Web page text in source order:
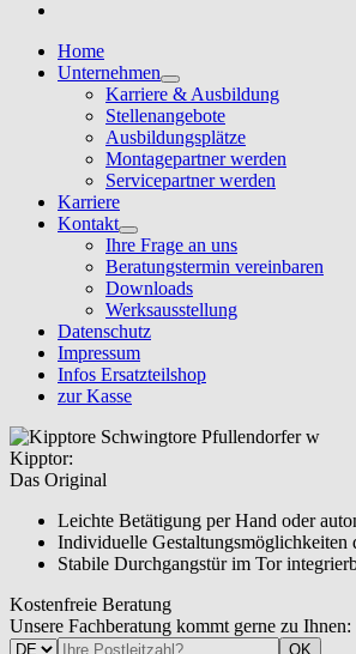
Home
Unternehmen
Karriere & Ausbildung
Stellenangebote
Ausbildungsplätze
Montagepartner werden
Servicepartner werden
Karriere
Kontakt
Ihre Frage an uns
Beratungstermin vereinbaren
Downloads
Werksausstellung
Datenschutz
Impressum
Infos Ersatzteilshop
zur Kasse
Kipptor:
Das Original
Leichte Betätigung per Hand oder
Individuelle Gestaltungsmöglichkeiten
Stabile Durchgangstür im Tor
Kostenfreie Beratung
Unsere Fachberatung kommt gerne zu Ihnen:
OK